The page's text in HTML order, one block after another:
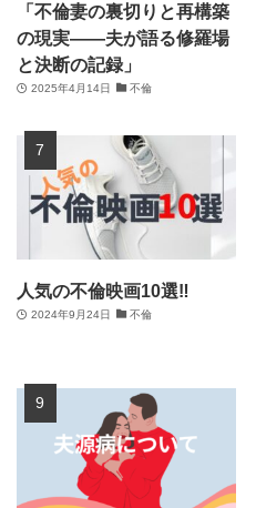
「不倫妻の裏切りと再構築
の現実――夫が語る修羅場
と決断の記録」
2025年4月14日 不倫
人気の不倫映画10選‼
2024年9月24日 不倫